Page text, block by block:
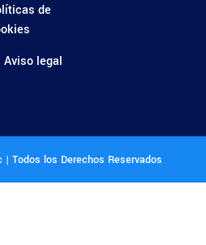
de
Aviso legal
Todos los Derechos Reservados